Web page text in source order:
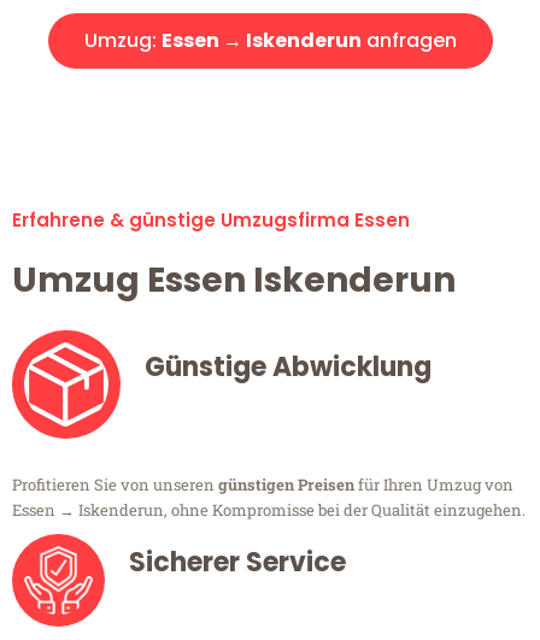
Umzug: Essen → Iskenderun anfragen
Erfahrene & günstige Umzugsfirma Essen
Umzug Essen Iskenderun
Günstige Abwicklung
Profitieren Sie von unseren günstigen Preisenfür Ihren Umzug von
Essen → Iskenderun, ohne Kompromisse bei der Qualität einzugehen.
Sicherer Service